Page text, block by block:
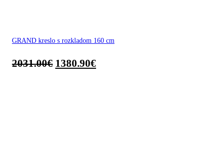
GRAND kreslo s rozkladom 160 cm
2031.00€ 1380.90€